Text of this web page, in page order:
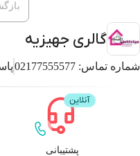
گالری جهیزیه
شماره تماس: 02177555577
پشتیبانی